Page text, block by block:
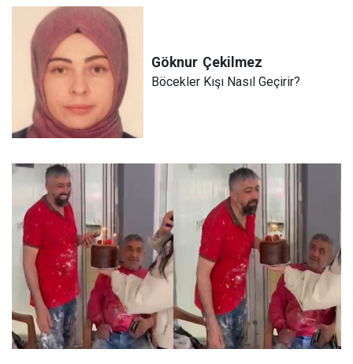
Göknur Çekilmez
Böcekler Kışı Nasıl Geçirir?